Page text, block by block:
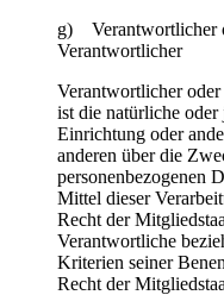
g) Verantwortlicher
Verantwortlicher
Verantwortlicher
ist die natürliche oder
Einrichtung oder
anderen über die
personenbezogenen
Mittel dieser
Recht der
Verantwortliche
Kriterien seiner
Recht der